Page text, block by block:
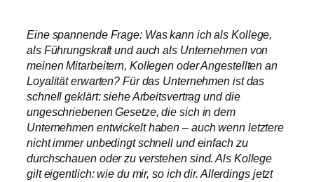
Eine spannende Frage: Was kann ich als Kollege,
als Führungskraft und auch als Unternehmen von
meinen Mitarbeitern, Kollegen oder Angestellten an
Loyalität erwarten? Für das Unternehmen ist das
schnell geklärt: siehe Arbeitsvertrag und die
ungeschriebenen Gesetze, die sich in dem
Unternehmen entwickelt haben – auch wenn letztere
nicht immer unbedingt schnell und einfach zu
durchschauen oder zu verstehen sind. Als Kollege
gilt eigentlich: wie du mir, so ich dir. Allerdings jetzt